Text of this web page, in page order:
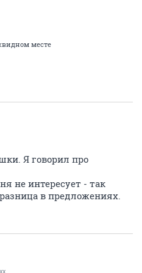
месте
Я говорил про
не интересует - так
в предложениях.